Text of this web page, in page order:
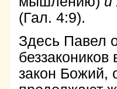
(Гал. 4:9).
Здесь Павел
закон Божий,